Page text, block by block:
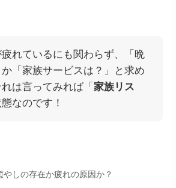
れているにも関わらず、「晩
「家族サービスは？」と求め
は言ってみれば「家族リス
なのです！
やしの存在か疲れの原因か？